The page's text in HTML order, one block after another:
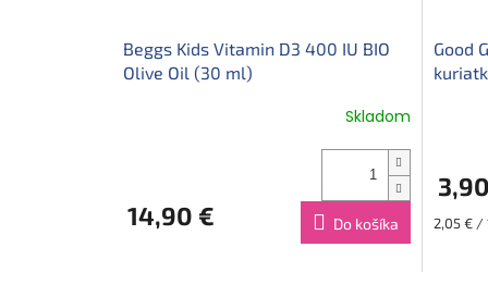
Beggs Kids Vitamin D3 400 IU BIO
Olive Oil (30 ml)
Skladom
14,90 € Do košíka
Good
2,05 € /